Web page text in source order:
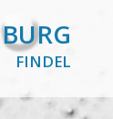
FINDEL